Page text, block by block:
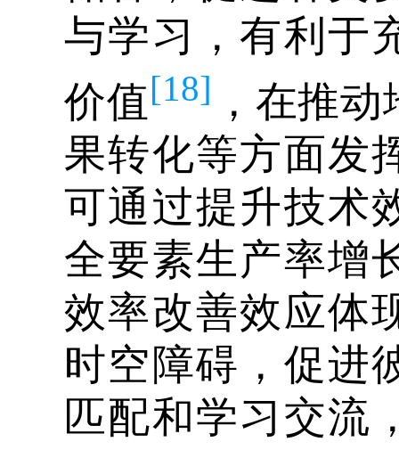
与学习，有利于
价值[18] ，在推
果转化等方面发
可通过提升技术
全要素生产率增
效率改善效应体
时空障碍，促进
匹配和学习交流